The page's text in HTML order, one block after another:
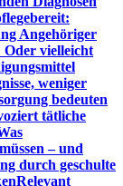
Angehöriger
vielleicht
weniger
bedeuten
tätliche
– und
durch geschulte
Relevant